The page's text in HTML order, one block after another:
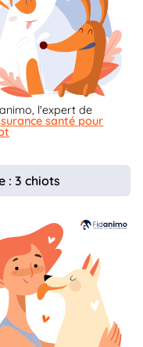
l'expert de
santé pour
: 3 chiots